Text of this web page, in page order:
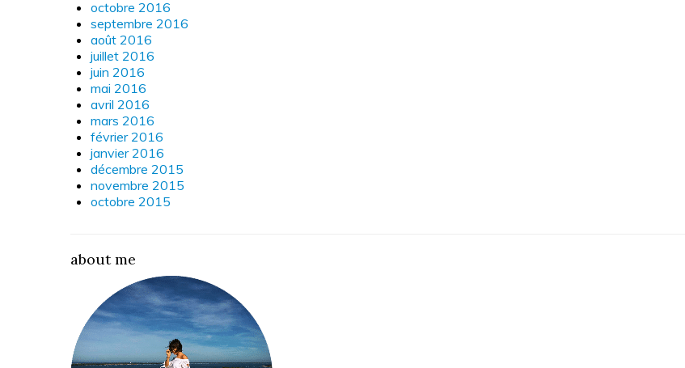
octobre 2016
septembre 2016
août 2016
juillet 2016
juin 2016
mai 2016
avril 2016
mars 2016
février 2016
janvier 2016
décembre 2015
novembre 2015
octobre 2015
about me